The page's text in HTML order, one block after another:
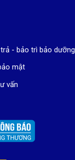
- bảo trì bảo dưỡng
mật
vấn